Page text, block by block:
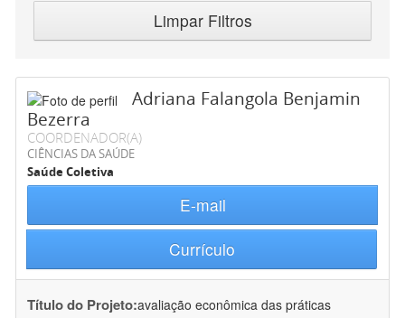
Limpar Filtros
Adriana Falangola Benjamin
Bezerra
COORDENADOR(A)
CIÊNCIAS DA SAÚDE
Saúde Coletiva
E-mail
Currículo
Título do Projeto:avaliação econômica das práticas